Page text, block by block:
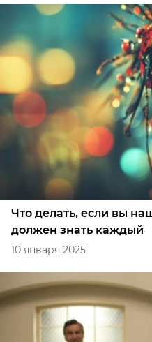
Что делать, если вы
должен знать каждый
10 января 2025